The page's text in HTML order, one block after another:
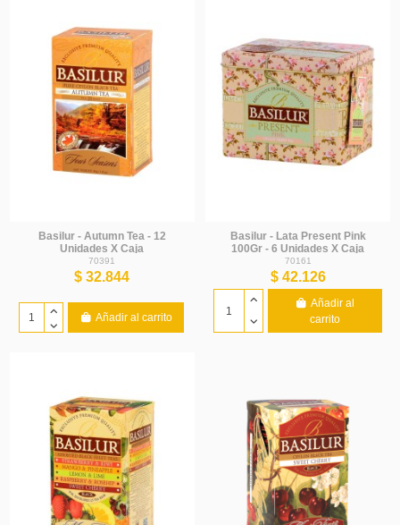
Basilur - Autumn Tea - 12
Unidades X Caja
70391
$ 32.844
Añadir al carrito
Basilur - Lata Present Pink
100Gr - 6 Unidades X Caja
70161
$ 42.126
Añadir al
carrito